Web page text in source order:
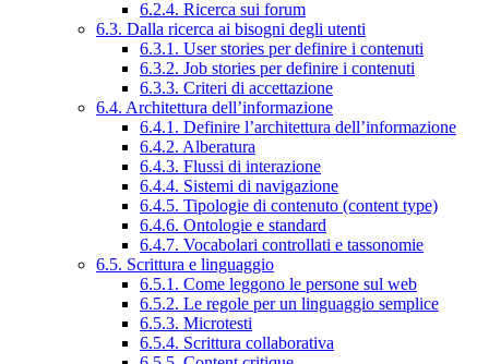
6.2.4. Ricerca sui forum
6.3. Dalla ricerca ai bisogni degli utenti
6.3.1. User stories per definire i contenuti
6.3.2. Job stories per definire i contenuti
6.3.3. Criteri di accettazione
6.4. Architettura dell’informazione
6.4.1. Definire l’architettura dell’informazione
6.4.2. Alberatura
6.4.3. Flussi di interazione
6.4.4. Sistemi di navigazione
6.4.5. Tipologie di contenuto (content type)
6.4.6. Ontologie e standard
6.4.7. Vocabolari controllati e tassonomie
6.5. Scrittura e linguaggio
6.5.1. Come leggono le persone sul web
6.5.2. Le regole per un linguaggio semplice
6.5.3. Microtesti
6.5.4. Scrittura collaborativa